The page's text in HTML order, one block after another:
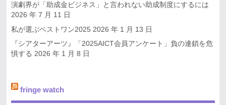
演劇界が「助成金ビジネス」と言われない助成制度にするには
2026 年 7 月 11 日
私が選ぶベストワン2025 2026 年 1 月 13 日
『シアターアーツ』「2025AICT会員アンケート」負の連鎖を危
惧する 2026 年 1 月 8 日
fringe watch